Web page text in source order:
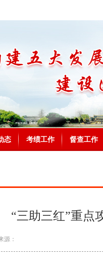
态 考绩工作 督查工作
“三助三红”重点
源：